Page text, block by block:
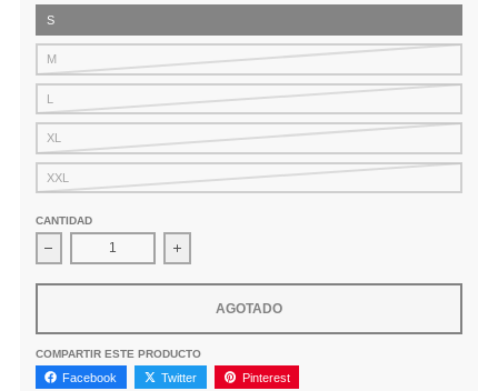
S
M
L
XL
XXL
CANTIDAD
Disminuir cantidad para Camiseta Fist Basic Regular Verde
Aumentar la cantidad para Camiseta Fist
AGOTADO
COMPARTIR ESTE PRODUCTO
Facebook Twitter Pinterest